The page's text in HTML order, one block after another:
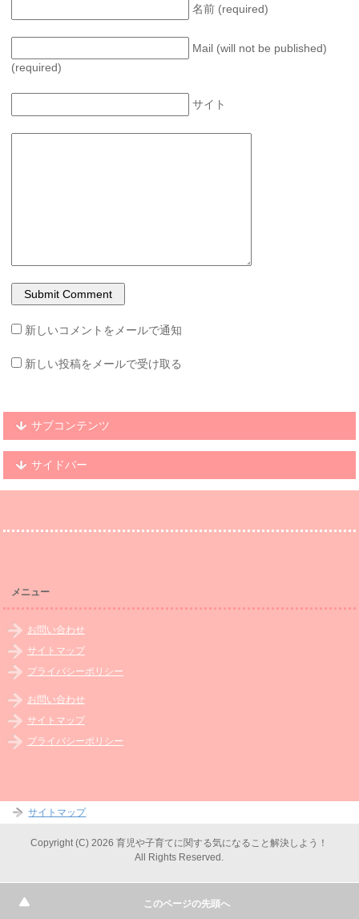
名前 (required)
Mail (will not be published)
(required)
サイト
新しいコメントをメールで通知
新しい投稿をメールで受け取る
サブコンテンツ
サイドバー
メニュー
お問い合わせ
サイトマップ
プライバシーポリシー
お問い合わせ
サイトマップ
プライバシーポリシー
サイトマップ
Copyright (C) 2026 育児や子育てに関する気になること解決しよう！
All Rights Reserved.
このページの先頭へ